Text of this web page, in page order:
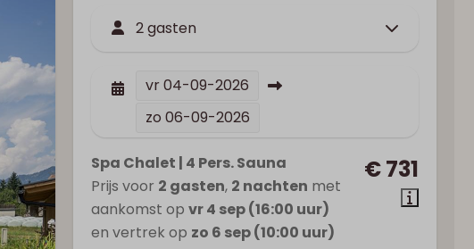
2 gasten
vr04-09-2026
zo 06-09-2026
€ 731
Spa Chalet | 4 Pers. Sauna
Prijs voor 2 gasten, 2 nachten met
aankomst opvr 4 sep (16:00 uur)
en vertrek op zo 6 sep (10:00 uur)